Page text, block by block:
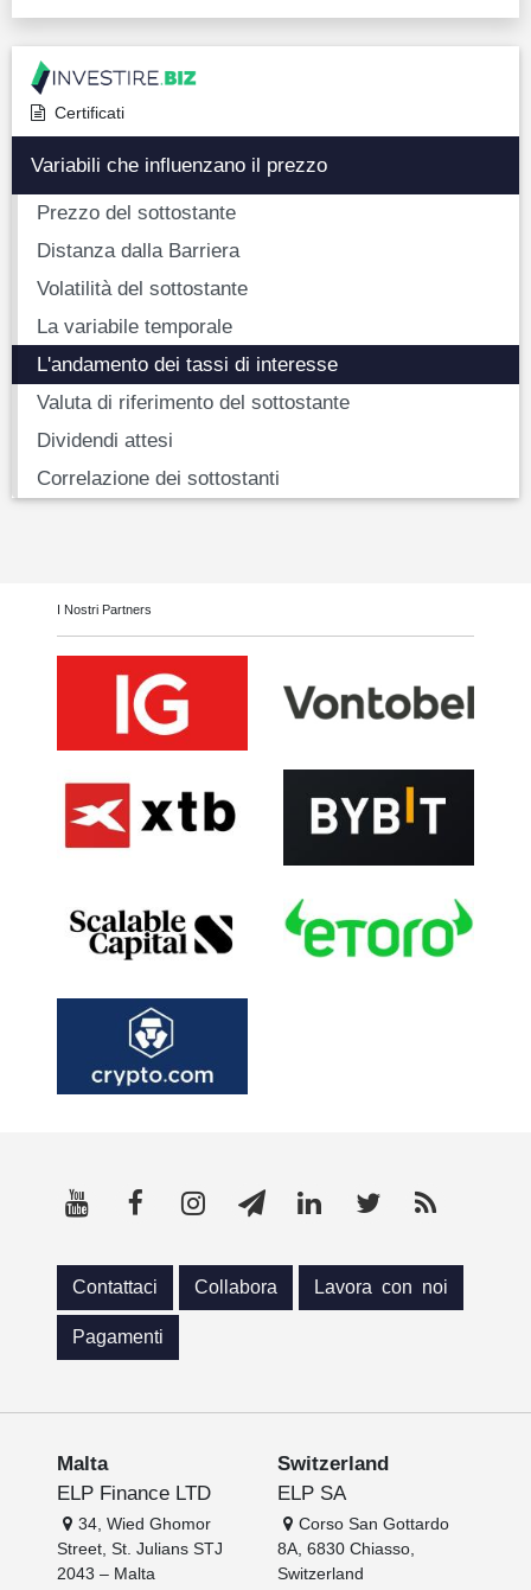
Certificati
Variabili che influenzano il prezzo
Prezzo del sottostante
Distanza dalla Barriera
Volatilità del sottostante
La variabile temporale
L'andamento dei tassi di interesse
Valuta di riferimento del sottostante
Dividendi attesi
Correlazione dei sottostanti
I Nostri Partners
Contattaci Collabora Lavora con noi
Pagamenti
Malta
ELP Finance LTD
34, Wied Ghomor
Street, St. Julians STJ
2043 – Malta
Switzerland
ELP SA
Corso San Gottardo
8A, 6830 Chiasso,
Switzerland